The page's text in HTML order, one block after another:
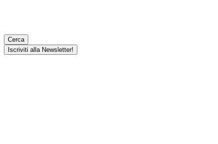
Cerca
Iscriviti alla Newsletter!